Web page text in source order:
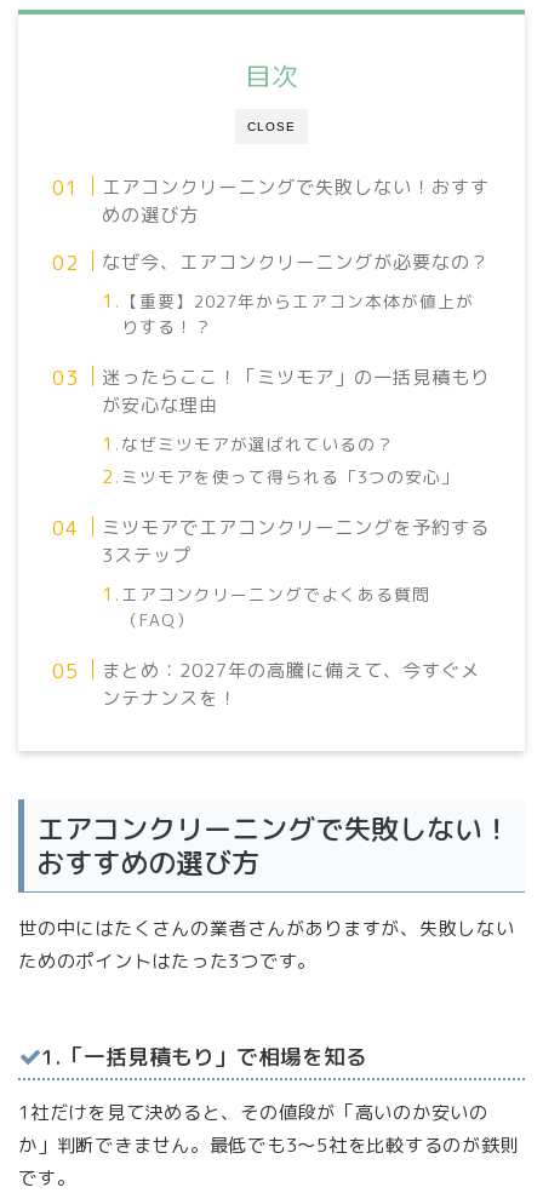
CLOSE
目次
エアコンクリーニングで失敗しない！おすす
めの選び方
なぜ今、エアコンクリーニングが必要なの？
【重要】2027年からエアコン本体が値上が
りする！？
迷ったらここ！「ミツモア」の一括見積もり
が安心な理由
なぜミツモアが選ばれているの？
ミツモアを使って得られる「3つの安心」
ミツモアでエアコンクリーニングを予約する
3ステップ
エアコンクリーニングでよくある質問
（FAQ）
まとめ：2027年の高騰に備えて、今すぐメ
ンテナンスを！
エアコンクリーニングで失敗しない！
おすすめの選び方
世の中にはたくさんの業者さんがありますが、失敗しない
ためのポイントはたった3つです。
1.「一括見積もり」で相場を知る
1社だけを見て決めると、その値段が「高いのか安いの
か」判断できません。最低でも3〜5社を比較するのが鉄則
です。